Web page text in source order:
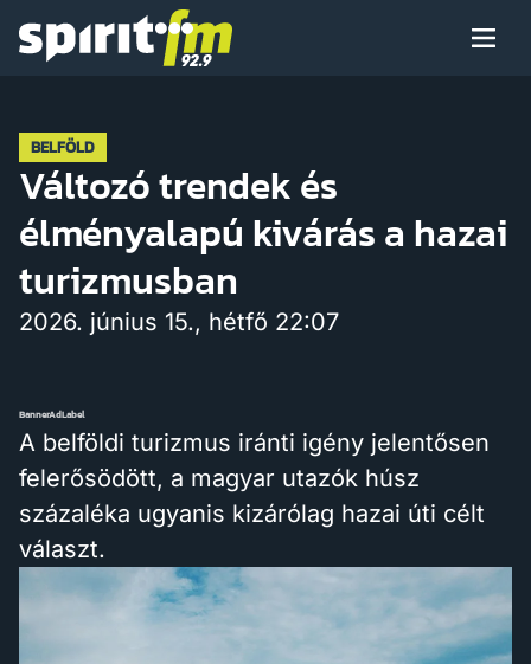
Arcaink
Hírek
BELFÖLD
Változó trendek és
élményalapú kivárás a hazai
turizmusban
2026. június 15., hétfő 22:07
BannerAdLabel
A belföldi turizmus iránti igény jelentősen
felerősödött, a magyar utazók húsz
százaléka ugyanis kizárólag hazai úti célt
választ.